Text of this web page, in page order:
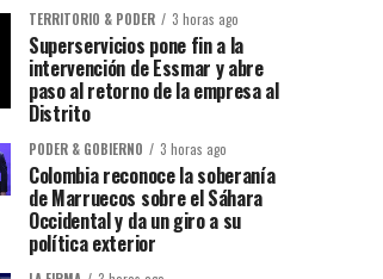
TERRITORIO & PODER 3 horas ago
Superservicios pone fin a la
intervención de Essmar y abre
paso al retorno de la empresa al
Distrito
PODER & GOBIERNO 3 horas ago
Colombia reconoce la soberanía
de Marruecos sobre el Sáhara
Occidental y da un giro a su
política exterior